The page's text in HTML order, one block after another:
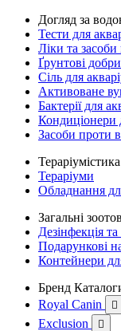
Догляд за
Тести для
Ліки та
Ґрунтові
Сіль для
Активоване
Бактерії для
Кондиціонери
Засоби проти
Тераріумістика
Тераріуми
Обладнання
Загальні
Дезінфекція
Подарункові
Контейнери
Бренд
Royal Canin

Exclusion 